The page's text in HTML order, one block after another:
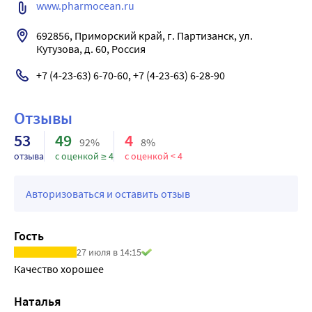
Полиненасыщенные жирные кислоты (ПНЖК) не
корректной работы всех органов и систем.
В состав Омега-3 + АГЭ комплекс входят исключительно
натуральные и максимально чистые компоненты:
вырабатываются в организме. Получить ее можно только
с помощью пищи или биоактивных комплексов. ДГК в
высокой концентрации содержится в нейронах и
отвечая за нашу память.
клеток организма;
• вызывает распад адипоцитов, стимулируя процесс
похудения;
• поддерживает когнитивные функции;
www.pharmocean.ru
692856, Приморский край, г. Партизанск, ул.
Кутузова, д. 60, Россия
+7 (4-23-63) 6-70-60, +7 (4-23-63) 6-28-90
Отзывы
53
отзыва
49 92%
с оценкой ≥ 4
4 8%
с оценкой < 4
Авторизоваться и оставить отзыв
Гость
27 июля в 14:15
Качество хорошее
Наталья